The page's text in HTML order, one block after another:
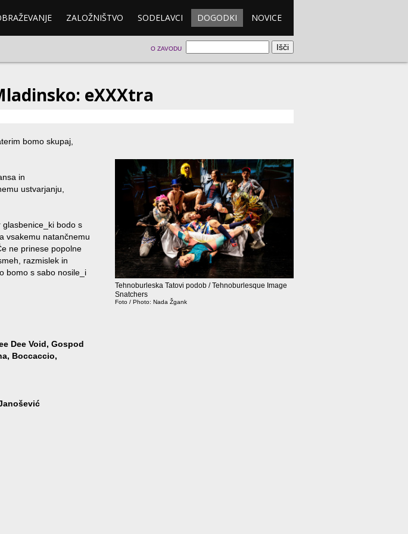
ZALOŽNIŠTVO SODELAVCI DOGODKI NOVICE
O ZAVODU
eXXXtra
Tehnoburleska Tatovi podob / Tehnoburlesque Image
Snatchers
Foto / Photo: Nada Žgank
bomo skupaj,
in
ustvarjanju,
bodo s
vsakemu natančnemu
ne prinese popolne
razmislek in
bomo s sabo nosile_i
Dee Void, Gospod
Boccaccio,